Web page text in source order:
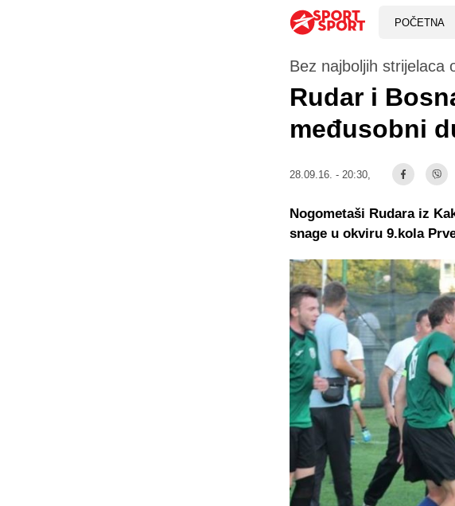
POČETNA
Bez najboljih strijelaca
Rudar i
međusobni
28.09.16. - 20:30,
Nogometaši Rudara iz
snage u okviru 9.kola